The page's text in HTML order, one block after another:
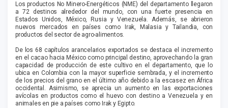
Los productos No Minero-Energéticos (NME) del departamento llegaron
a 72 destinos alrededor del mundo, con una fuerte presencia en
Estados Unidos, México, Rusia y Venezuela. Además, se abrieron
nuevos mercados en países como Irak, Malasia y Tailandia, con
productos del sector de agro-alimentos.
De los 68 capítulos arancelarios exportados se destaca el incremento
en el cacao hacia México como principal destino, aprovechando la gran
capacidad de producción de este cultivo en el departamento, que lo
ubica en Colombia con la mayor superficie sembrada, y el incremento
de los precios del grano en el último año debido a la escasez en África
occidental. Asimismo, se aprecia un aumento en las exportaciones
avícolas en productos como el huevo con destino a Venezuela y en
animales en pie a países como Irak y Egipto.